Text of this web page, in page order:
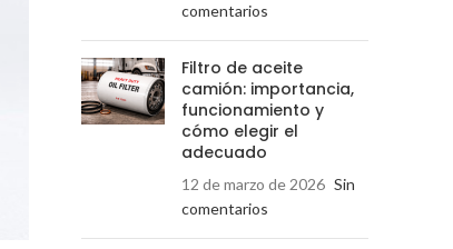
comentarios
Filtro de aceite
camión: importancia,
funcionamiento y
cómo elegir el
adecuado
12 de marzo de 2026 Sin
comentarios